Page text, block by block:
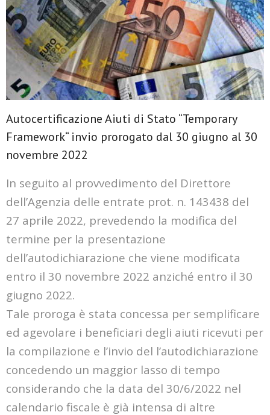
Autocertificazione Aiuti di Stato “Temporary
Framework“ invio prorogato dal 30 giugno al 30
novembre 2022
In seguito al provvedimento del Direttore
dell’Agenzia delle entrate prot. n. 143438 del
27 aprile 2022, prevedendo la modifica del
termine per la presentazione
dell’autodichiarazione che viene modificata
entro il 30 novembre 2022 anziché entro il 30
giugno 2022.
Tale proroga è stata concessa per semplificare
ed agevolare i beneficiari degli aiuti ricevuti per
la compilazione e l’invio del l’autodichiarazione
concedendo un maggior lasso di tempo
considerando che la data del 30/6/2022 nel
calendario fiscale è già intensa di altre